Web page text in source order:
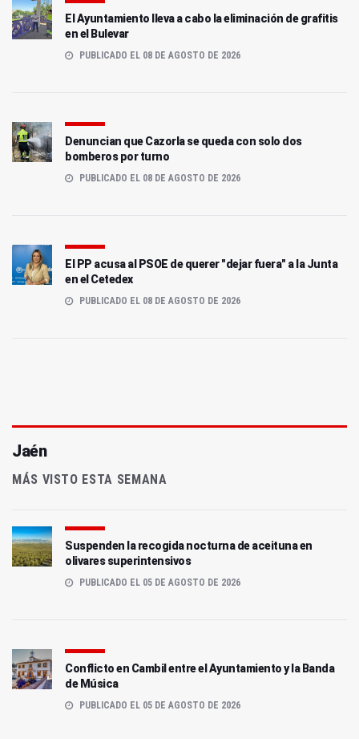
El Ayuntamiento lleva a cabo la eliminación de grafitis
en el Bulevar
PUBLICADO EL 08 DE AGOSTO DE 2026
Denuncian que Cazorla se queda con solo dos
bomberos por turno
PUBLICADO EL 08 DE AGOSTO DE 2026
El PP acusa al PSOE de querer "dejar fuera" a la Junta
en el Cetedex
PUBLICADO EL 08 DE AGOSTO DE 2026
Jaén
MÁS VISTO ESTA SEMANA
Suspenden la recogida nocturna de aceituna en
olivares superintensivos
PUBLICADO EL 05 DE AGOSTO DE 2026
Conflicto en Cambil entre el Ayuntamiento y la Banda
de Música
PUBLICADO EL 05 DE AGOSTO DE 2026